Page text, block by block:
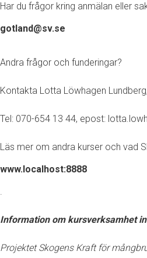
Har du frågor kring anmälan eller
gotland@sv.se
Andra frågor och funderingar?
Kontakta Lotta Löwhagen
Tel: 070-654 13 44, epost:
Läs mer om andra kurser och vad
www.localhost:8888
.
Information om kursverksamhet
Projektet Skogens Kraft för